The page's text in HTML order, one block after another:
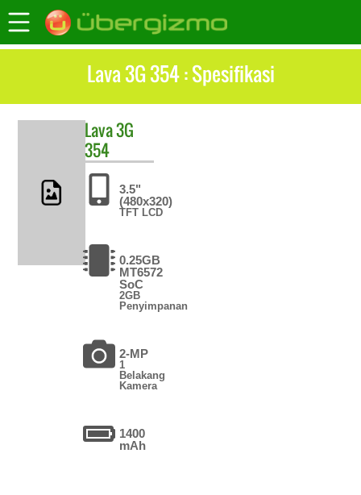
Lava 3G 354 : Spesifikasi
Lava3G
354
3.5"
(480x320)
TFT LCD
0.25GB
MT6572
SoC
2GB
Penyimpanan
2-MP
1
Belakang
Kamera
1400
mAh